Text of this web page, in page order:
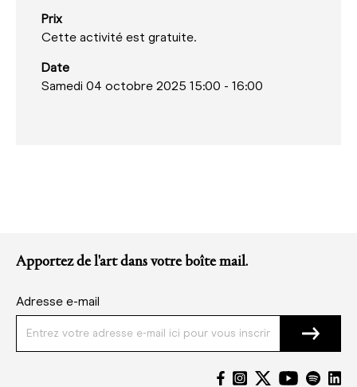
Prix
Cette activité est gratuite.
Date
Samedi 04 octobre 2025 15:00 - 16:00
Apportez de l'art dans votre boîte mail.
Adresse e-mail